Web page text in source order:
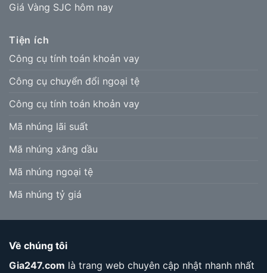
Giá Vàng SJC hôm nay
Tiện ích
Công cụ tính toán khoản vay
Công cụ chuyển đổi ngoại tệ
Công cụ tính toán khoản vay
Mã nhúng lãi suất
Mã nhúng xăng dầu
Mã nhúng ngoại tệ
Mã nhúng tỷ giá
Về chúng tôi
Gia247.com là trang web chuyên cập nhật nhanh nhất